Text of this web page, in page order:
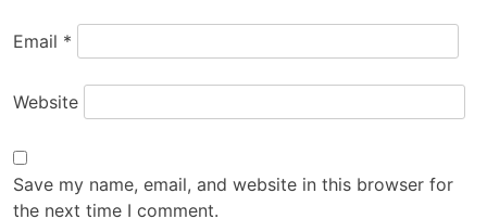
Email *
Website
Save my name, email, and website in this browser for
the next time I comment.